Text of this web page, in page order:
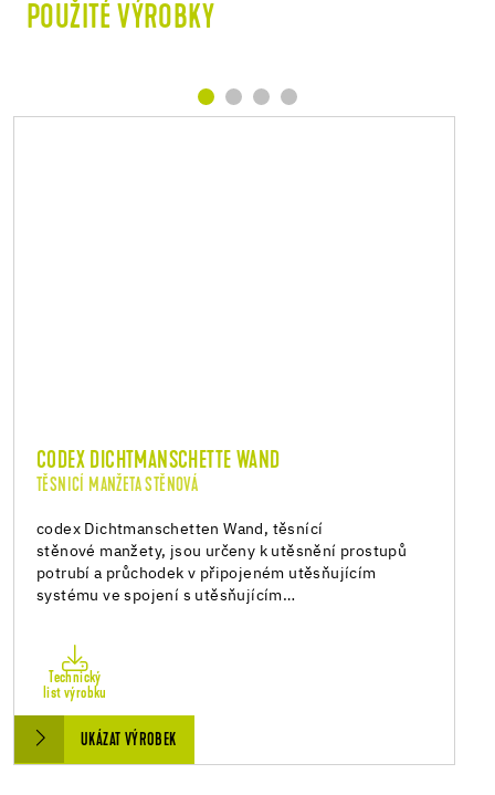
POUŽITÉ VÝROBKY
CODEX DICHTMANSCHETTE WAND
TĚSNICÍ MANŽETA STĚNOVÁ
codex Dichtmanschetten Wand, těsnící
stěnové manžety, jsou určeny k utěsnění prostupů
potrubí a průchodek v připojeném utěsňujícím
systému ve spojení s utěsňujícím…
Technický
list výrobku
UKÁZAT VÝROBEK